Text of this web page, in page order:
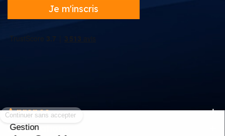
A propos
Informations
Je m'inscris
Gestion